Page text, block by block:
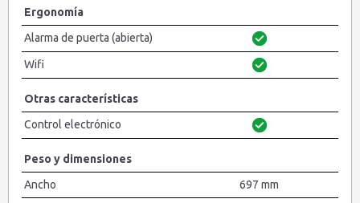
Ergonomía
Alarma de puerta (abierta)
Wifi
Otras características
Control electrónico
Peso y dimensiones
Ancho
697 mm